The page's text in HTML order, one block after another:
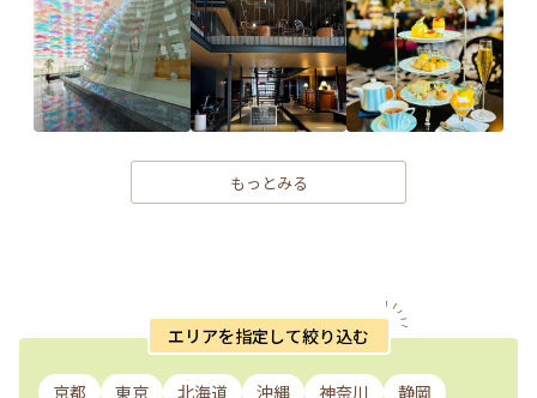
もっとみる
エリアを指定して絞り込む
京都 東京 北海道 沖縄 神奈川 静岡